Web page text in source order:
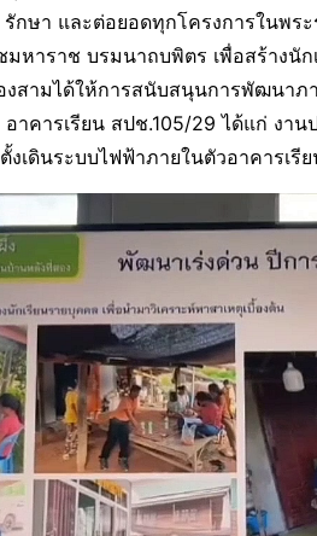
กษา และต่อยอดทุกโครงการในพร
หาราช บรมนาถบพิตร เพื่อสร้างนั
สามได้ให้การสนับสนุนการพัฒนาภ
าคารเรียน สปช.105/29 ได้แก่ งา
งเดินระบบไฟฟ้าภายในตัวอาคารเรี